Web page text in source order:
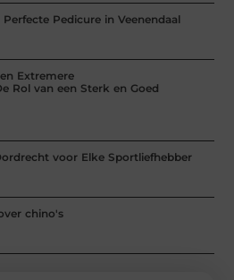
Pedicure in Veenendaal
Extremere
Rol van een Sterk en Goed
voor Elke Sportliefhebber
chino's